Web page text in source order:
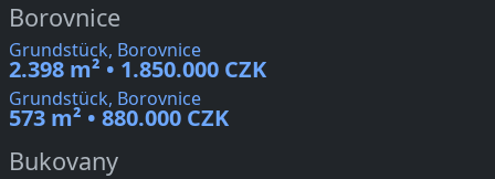
Borovnice
Grundstück, Borovnice
2.398 m² • 1.850.000 CZK
Grundstück, Borovnice
573 m² • 880.000 CZK
Bukovany